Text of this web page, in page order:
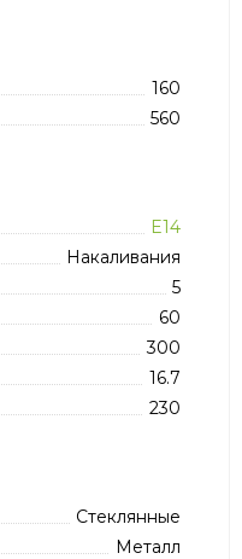
160
560
E14
Накаливания
5
60
300
16.7
230
Стеклянные
Металл